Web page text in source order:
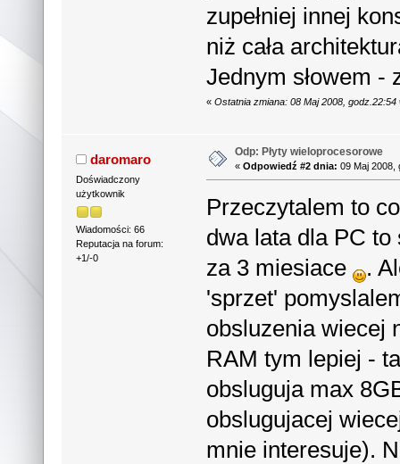
zupełniej innej
niż cała
Jednym słowem
«Ostatnia zmiana: 08 Maj 2008,
daromaro
Doświadczony
użytkownik
Wiadomości: 66
Reputacja na forum:
+1/-0
Odp: Płyty wieloprocesorowe
«Odpowiedź #2 dnia: 09 Maj 2008,
Przeczytalem to
dwa lata dla PC
za 3 miesiace .
'sprzet'
obsluzenia wiecej
RAM tym lepiej -
obsluguja max
obslugujacej
mnie interesuje).